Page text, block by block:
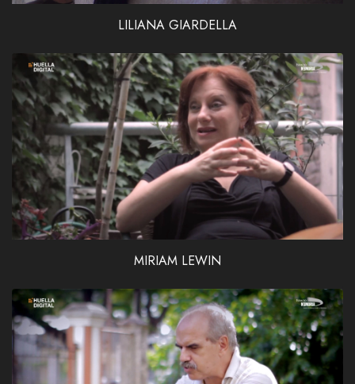
LILIANA GIARDELLA
MIRIAM LEWIN